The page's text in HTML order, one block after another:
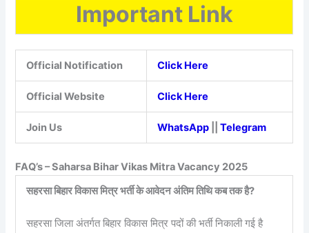
Important Link
Official Notification Click Here
Official Website Click Here
Join Us WhatsApp ||Telegram
FAQ’s – Saharsa Bihar Vikas Mitra Vacancy 2025
सहरसा बिहार विकास मित्र भर्ती के आवेदन अंतिम तिथि कब तक है?
सहरसा जिला अंतर्गत बिहार विकास मित्र पदों की भर्ती निकाली गई है